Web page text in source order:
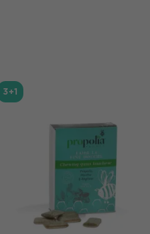
3+1